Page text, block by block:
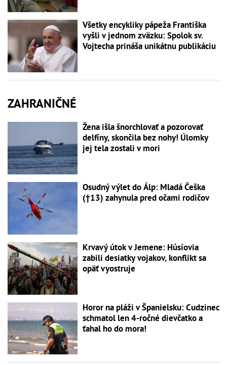
Všetky encykliky pápeža Františka
vyšli v jednom zväzku: Spolok sv.
Vojtecha prináša unikátnu publikáciu
ZAHRANIČNÉ
Žena išla šnorchlovať a pozorovať
delfíny, skončila bez nohy! Úlomky
jej tela zostali v mori
Osudný výlet do Álp: Mladá Češka
(†13) zahynula pred očami rodičov
Krvavý útok v Jemene: Húsíovia
zabili desiatky vojakov, konflikt sa
opäť vyostruje
Horor na pláži v Španielsku: Cudzinec
schmatol len 4-ročné dievčatko a
ťahal ho do mora!